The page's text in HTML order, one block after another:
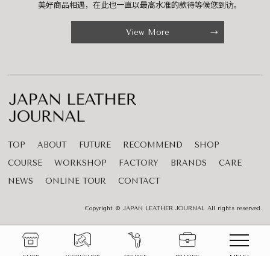
美好商品相遇，在此也一直以最高水准的款待等候您到访。
View More
TOP ABOUT FUTURE RECOMMEND
SHOP
COURSE
WORKSHOP FACTORY BRANDS
CARE
NEWS
ONLINE TOUR CONTACT
Copyright © JAPAN LEATHER JOURNAL All rights reserved.